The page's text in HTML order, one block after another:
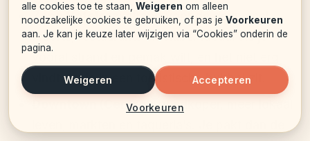
Zona Hotelera: strand voor de deur, veel
resorts, restaurants en clubs. Ideaal als je
vooral strand en gemak wilt, en het niet erg
vindt dat je in een toeristische bubbel zit.
Downtown (Centro): goedkoper, meer lokaal
alle cookies toe te staan, Weigeren om alleen
noodzakelijke cookies te gebruiken, of pas je Voorkeuren
aan. Je kan je keuze later wijzigen via “Cookies” onderin de
pagina.
Weigeren
Voorkeuren
Accepteren